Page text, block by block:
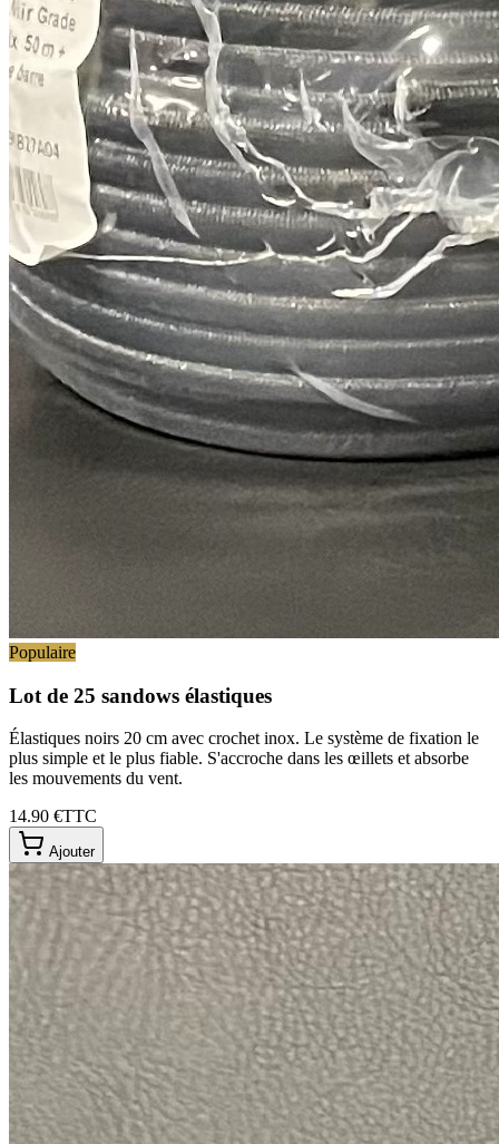
Populaire
Lot de 25 sandows élastiques
Élastiques noirs 20 cm avec crochet inox. Le système de fixation le
plus simple et le plus fiable. S'accroche dans les œillets et absorbe
les mouvements du vent.
14.90 €TTC
Ajouter